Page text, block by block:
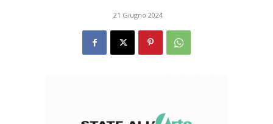
21 Giugno 2024